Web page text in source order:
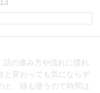
話の進み方や流れに慣れ
と変わっても気にならず
と、頭も使うので時間は